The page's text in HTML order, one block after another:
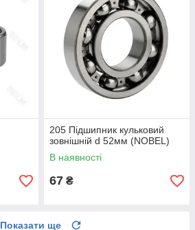
205 Підшипник кульковий
зовнішній d 52мм (NOBEL)
В наявності
67 ₴
Показати ще